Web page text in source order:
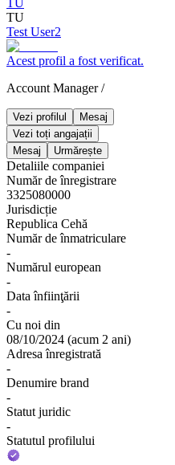
TU
Test User2
Acest profil a fost verificat.
Account Manager/
Vezi profilul
Mesaj
Vezi toți angajații
Mesaj
Urmărește
Detaliile companiei
Număr de înregistrare
3325080000
Jurisdicție
Republica Cehă
Număr de înmatriculare
-
Numărul european
-
Data înfiinţării
-
Cu noi din
08/10/2024 (acum 2 ani)
Adresa înregistrată
-
Denumire brand
-
Statut juridic
-
Statutul profilului